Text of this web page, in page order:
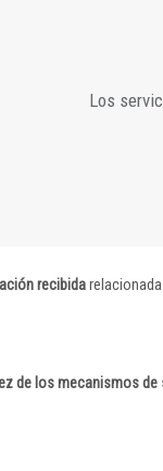
Los
recibida
de los mecanismos de